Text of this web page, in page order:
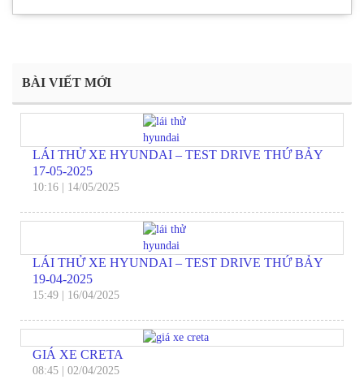
BÀI VIẾT MỚI
LÁI THỬ XE HYUNDAI – TEST DRIVE THỨ BẢY
17-05-2025
10:16 14/05/2025
LÁI THỬ XE HYUNDAI – TEST DRIVE THỨ BẢY
19-04-2025
15:49 16/04/2025
GIÁ XE CRETA
08:45 02/04/2025